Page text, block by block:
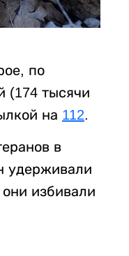
по
(174 тысячи
на 112.
в
удерживали
избивали